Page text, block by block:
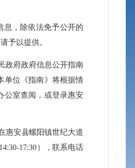
息，除依法免予公开的
予以提供。
政府政府信息公开指南
单位《指南》将根据情
公室查阅，或登录惠安
惠安县螺阳镇世纪大道
17:30） ，联系电话